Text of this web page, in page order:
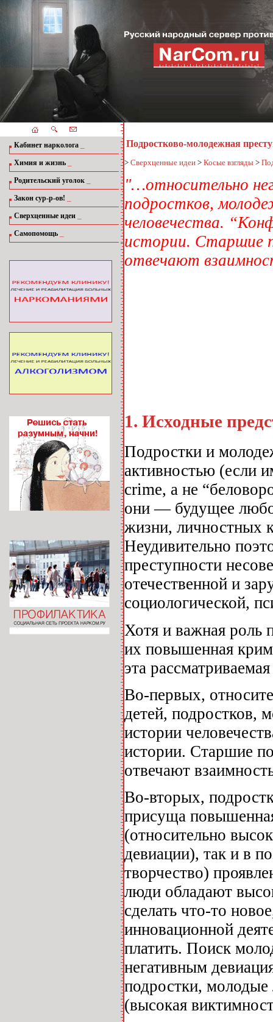
Кабинет нарколога
Химия и жизнь
Родительский уголок
Закон сур-р-ов!
Сверхценные идеи
Самопомощь
Подростково-молодежная
> Сверхценные идеи > Косые взгляды >
"…относительно
подростков,
человечества.
истории. Старшие
отвечают
1. Исходные
Подростки и
активностью (если
crime, а не
они — будущее
жизни, личностных
Неудивительно
преступности
отечественной и
социологической,
Хотя и важная роль
их повышенная
эта
Во-первых,
детей, подростков,
истории
истории. Старшие
отвечают
Во-вторых,
присуща
(относительно
девиации), так и в
творчество)
люди обладают
сделать что-то
инновационной
платить. Поиск
негативным
подростки,
(высокая